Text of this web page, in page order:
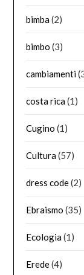
bimba(2)
bimbo (3)
cambiamenti
costa rica(1)
Cugino (1)
Cultura(57)
dress code(2)
Ebraismo (35)
Ecologia(1)
Erede(4)